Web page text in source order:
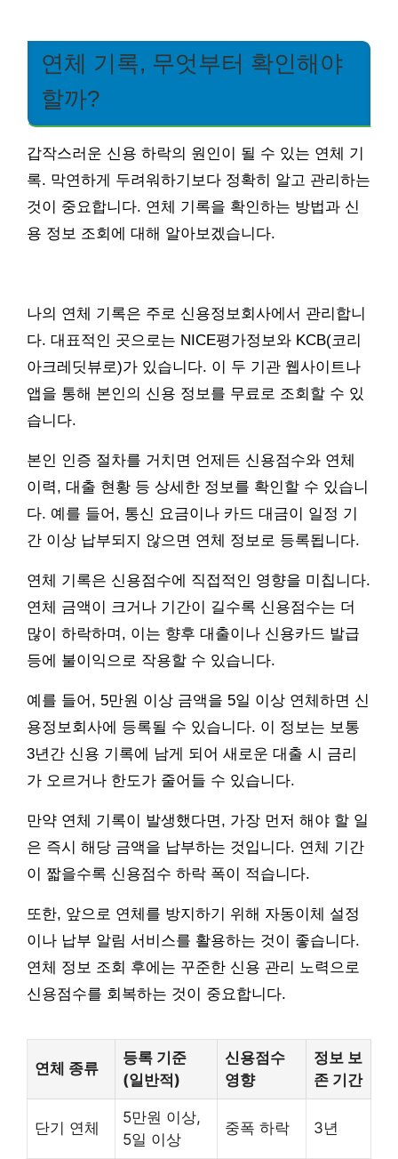
연체 기록, 무엇부터 확인해야
할까?
갑작스러운 신용 하락의 원인이 될 수 있는 연체 기
록. 막연하게 두려워하기보다 정확히 알고 관리하는
것이 중요합니다. 연체 기록을 확인하는 방법과 신
용 정보 조회에 대해 알아보겠습니다.
나의 연체 기록은 주로 신용정보회사에서 관리합니
다. 대표적인 곳으로는 NICE평가정보와 KCB(코리
아크레딧뷰로)가 있습니다. 이 두 기관 웹사이트나
앱을 통해 본인의 신용 정보를 무료로 조회할 수 있
습니다.
본인 인증 절차를 거치면 언제든 신용점수와 연체
이력, 대출 현황 등 상세한 정보를 확인할 수 있습니
다. 예를 들어, 통신 요금이나 카드 대금이 일정 기
간 이상 납부되지 않으면 연체 정보로 등록됩니다.
연체 기록은 신용점수에 직접적인 영향을 미칩니다.
연체 금액이 크거나 기간이 길수록 신용점수는 더
많이 하락하며, 이는 향후 대출이나 신용카드 발급
등에 불이익으로 작용할 수 있습니다.
예를 들어, 5만원 이상 금액을 5일 이상 연체하면 신
용정보회사에 등록될 수 있습니다. 이 정보는 보통
3년간 신용 기록에 남게 되어 새로운 대출 시 금리
가 오르거나 한도가 줄어들 수 있습니다.
만약 연체 기록이 발생했다면, 가장 먼저 해야 할 일
은 즉시 해당 금액을 납부하는 것입니다. 연체 기간
이 짧을수록 신용점수 하락 폭이 적습니다.
또한, 앞으로 연체를 방지하기 위해 자동이체 설정
이나 납부 알림 서비스를 활용하는 것이 좋습니다.
연체 정보 조회 후에는 꾸준한 신용 관리 노력으로
신용점수를 회복하는 것이 중요합니다.
연체 종류
등록 기준
(일반적)
신용점수
영향
정보 보
존 기간
단기 연체
5만원 이상,
5일 이상
중폭 하락 3년